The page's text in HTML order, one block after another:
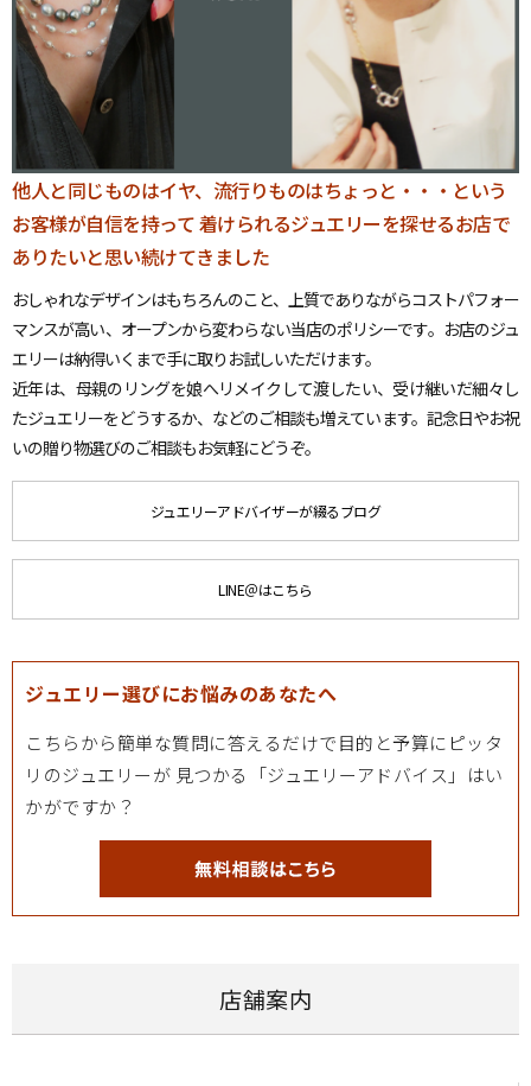
他人と同じものはイヤ、流行りものはちょっと・・・という
お客様が自信を持って着けられるジュエリーを探せるお店で
ありたいと思い続けてきました
おしゃれなデザインはもちろんのこと、上質でありながらコストパフォー
マンスが高い、オープンから変わらない当店のポリシーです。お店のジュ
エリーは納得いくまで手に取りお試しいただけます。
近年は、母親のリングを娘へリメイクして渡したい、受け継いだ細々し
たジュエリーをどうするか、などのご相談も増えています。記念日やお祝
いの贈り物選びのご相談もお気軽にどうぞ。
ジュエリーアドバイザーが綴るブログ
LINE＠はこちら
ジュエリー選びにお悩みのあなたへ
こちらから簡単な質問に答えるだけで目的と予算にピッタ
リのジュエリーが 見つかる「ジュエリーアドバイス」はい
かがですか？
店舗案内